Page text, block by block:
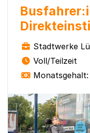
Stadtwerke
Voll/Teilzeit